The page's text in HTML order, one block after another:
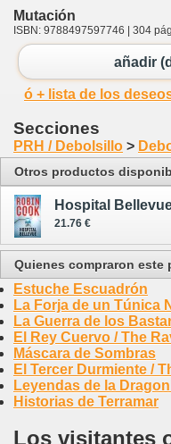
Mutación
ISBN: 9788497597746 | 304
añadir
ó + lista de los
Secciones
PRH / Debolsillo >
Otros productos
Hospital
21.76 €
Quienes compraron este
Estuche Escuadrón
La Forja de un Túnica
La Guerra de los
El Rey Cuervo / The
Máscara de Sombras
El Tercer Durmiente /
Leyendas de la
Historias de Terramar
Los visitantes